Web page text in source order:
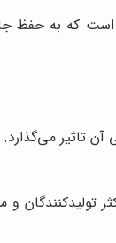
که به حفظ
تاثیر